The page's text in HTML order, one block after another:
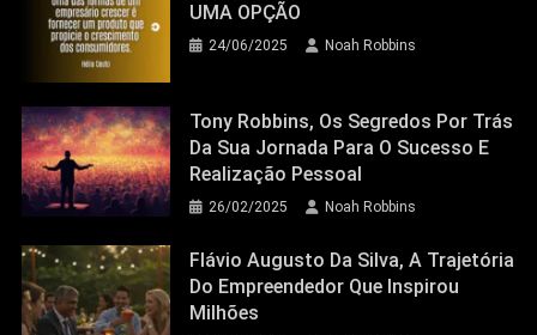
UMA OPÇÃO
24/06/2025 Noah Robbins
Tony Robbins, Os Segredos Por Trás
Da Sua Jornada Para O Sucesso E
Realização Pessoal
26/02/2025 Noah Robbins
Flávio Augusto Da Silva, A Trajetória
Do Empreendedor Que Inspirou
Milhões